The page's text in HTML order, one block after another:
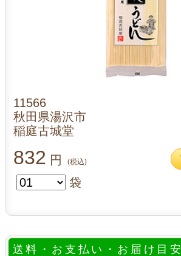
11566
秋田県湯沢市
稲庭古城堂
832 円 (税込)
袋
送料・お支払い・お届け目安